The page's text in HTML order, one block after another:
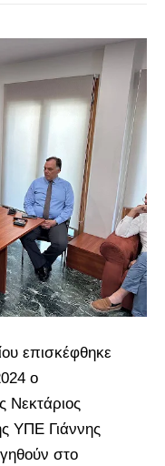
επισκέφθηκε
ο
Νεκτάριος
ΥΠΕ Γιάννης
στο